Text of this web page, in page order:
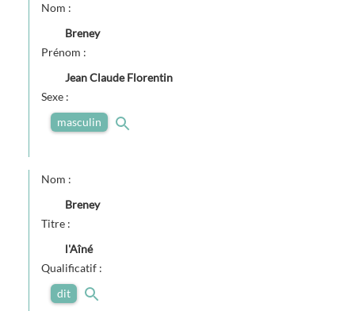
Nom :
Breney
Prénom :
Jean Claude Florentin
Sexe :
masculin
Nom :
Breney
Titre :
l'Aîné
Qualificatif :
dit